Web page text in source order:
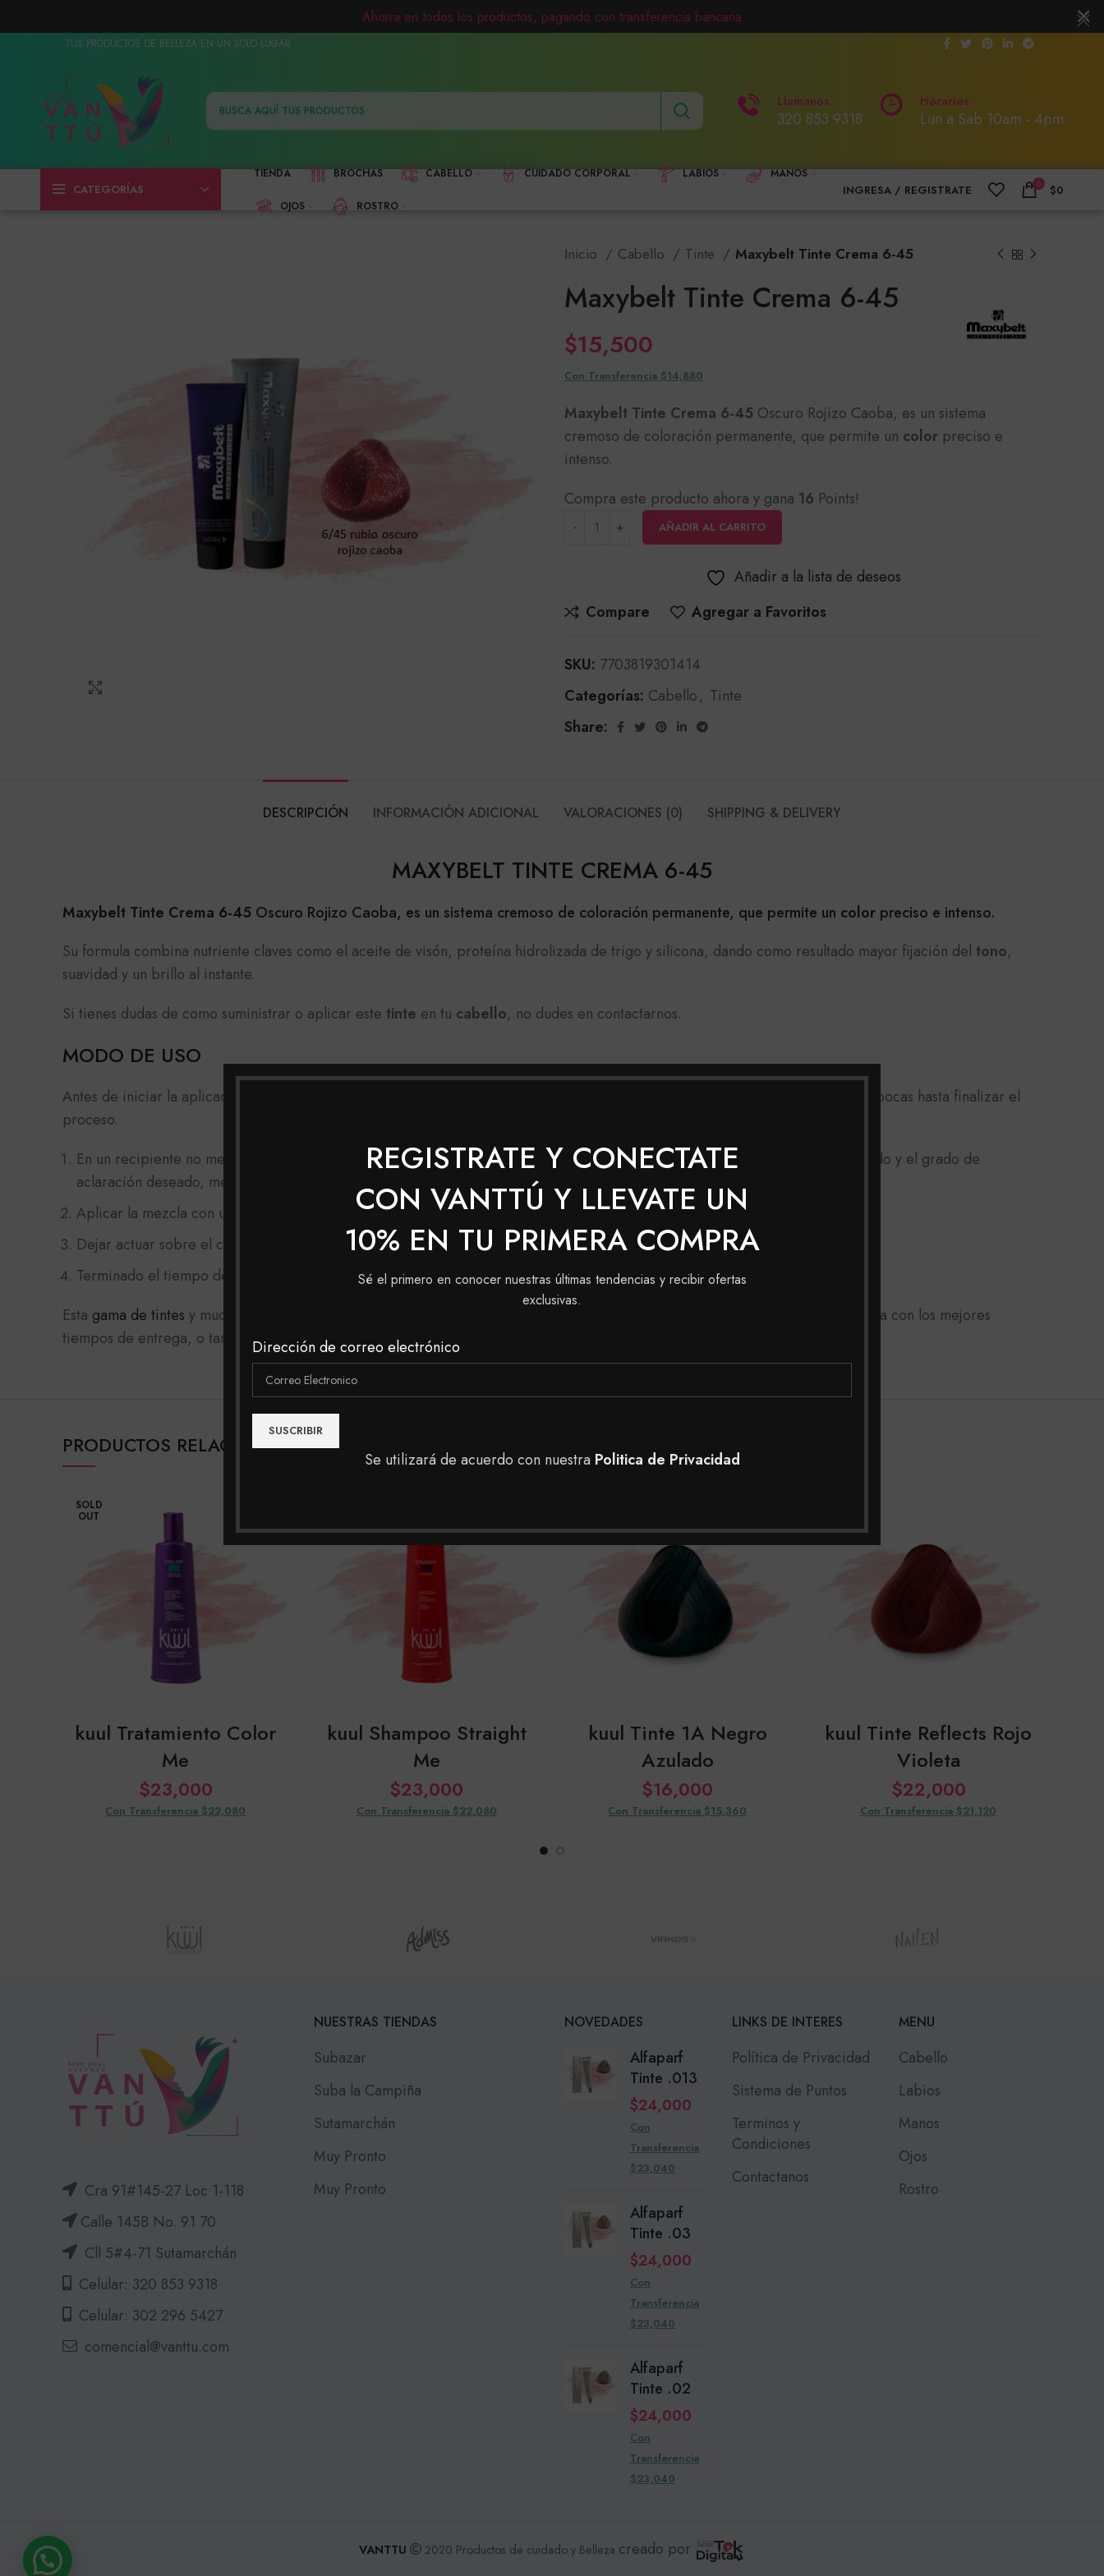
REGISTRATE Y CONECTATE
CON VANTTÚ Y LLEVATE UN
10% EN TU PRIMERA COMPRA
Sé el primero en conocer nuestras últimas tendencias y recibir ofertas
exclusivas.
Dirección de correo electrónico
Se utilizará de acuerdo con nuestra Politica de Privacidad
TUS PRODUCTOS DE BELLEZA EN UN SOLO LUGAR
Llamanos
320 853 9318
Horarios
Lun a Sab 10am - 4pm
CATEGORÍAS
TIENDA BROCHAS CABELLO CUIDADO CORPORAL LABIOS MANOS
OJOS ROSTRO
INGRESA / REGISTRATE 0 $0
Inicio Cabello Tinte Maxybelt Tinte Crema 6-45
Maxybelt Tinte Crema 6-45
$15,500
Con Transferencia $14,880
Maxybelt Tinte Crema 6-45 Oscuro Rojizo Caoba, es un sistema
cremoso de coloración permanente, que permite un color preciso e
intenso.
Compra este producto ahora y gana 16 Points!
AÑADIR AL CARRITO
Añadir a la lista de deseos
Compare
Agregar a Favoritos
SKU: 7703819301414
Categorías: Cabello, Tinte
Share:
DESCRIPCIÓN INFORMACIÓN ADICIONAL VALORACIONES (0) SHIPPING & DELIVERY
MAXYBELT TINTE CREMA 6-45
Maxybelt Tinte Crema 6-45 Oscuro Rojizo Caoba, es un sistema cremoso de coloración permanente, que permite un color preciso e intenso.
Su formula combina nutriente claves como el aceite de visón, proteína hidrolizada de trigo y silicona, dando como resultado mayor fijación del tono,
suavidad y un brillo al instante.
Si tienes dudas de como suministrar o aplicar este tinte en tu cabello, no dudes en contactarnos.
MODO DE USO
Antes de iniciar la aplicación de el tinte debes tener en cuenta utilizar los implementos de protección como son guantes y tapa bocas hasta finalizar el
proceso.
En un recipiente no metálico mezclar el tinte con la crema reveladora, ya sea de 10, 20 o 30 volúmenes según el tono escogido y el grado de
aclaración deseado, mezclar hasta obtener una crema homogénea.
Aplicar la mezcla con una brocha sobre el cabello.
Dejar actuar sobre el cabello durante 45 minutos.
Terminado el tiempo de exposición lavar el cabello con abundante agua y sellar la cutícula con el tratamiento.
Esta gama de tintes y muchas mas, las podrás encontrar en nuestra tienda, puedes realizar tu pedido a domicilio a toda Colombia con los mejores
tiempos de entrega, o también puedes realizar tu compra en nuestras tiendas físicas en Bogotá para tener una mejor asesoría.
PRODUCTOS RELACIONADOS
SOLD
OUT
kuul Tratamiento Color
Me
$23,000
Con Transferencia $22,080
kuul Shampoo Straight
Me
$23,000
Con Transferencia $22,080
kuul Tinte 1A Negro
Azulado
$16,000
Con Transferencia $15,360
kuul Tinte Reflects Rojo
Violeta
$22,000
Con Transferencia $21,120
Cra 91#145-27 Loc 1-118
Calle 145B No. 91 70
Cll 5#4-71 Sutamarchán
Celular: 320 853 9318
Celular: 302 296 5427
comencial@vanttu.com
NUESTRAS TIENDAS
Subazar
Suba la Campiña
Sutamarchán
Muy Pronto
Muy Pronto
NOVEDADES
Alfaparf
Tinte .013
$24,000
Con
Transferencia
$23,040
Alfaparf
Tinte .03
$24,000
Con
Transferencia
$23,040
Alfaparf
Tinte .02
$24,000
Con
Transferencia
$23,040
LINKS DE INTERES
Política de Privacidad
Sistema de Puntos
Terminos y
Condiciones
Contactanos
MENU
Cabello
Labios
Manos
Ojos
Rostro
VANTTU 2020 Productos de cuidado y Belleza creado por
Ahorra en todos los productos, pagando con transferencia bancaria